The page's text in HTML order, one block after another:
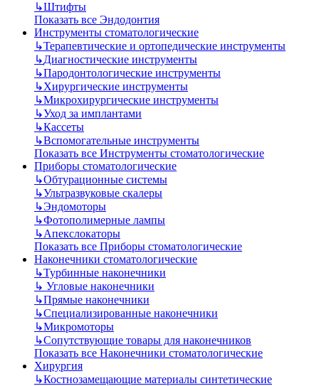
↳Штифты
Показать все Эндодонтия
Инструменты стоматологические
↳Терапевтические и ортопедические инструменты
↳Диагностические инструменты
↳Пародонтологические инструменты
↳Хирургические инструменты
↳Микрохирургические инструменты
↳Уход за имплантами
↳Кассеты
↳Вспомогательные инструменты
Показать все Инструменты стоматологические
Приборы стоматологические
↳Обтурационные системы
↳Ультразвуковые скалеры
↳Эндомоторы
↳Фотополимерные лампы
↳Апекслокаторы
Показать все Приборы стоматологические
Наконечники стоматологические
↳Турбинные наконечники
↳ Угловые наконечники
↳Прямые наконечники
↳Специализированные наконечники
↳Микромоторы
↳Сопутствующие товары для наконечников
Показать все Наконечники стоматологические
Хирургия
↳Костнозамещающие материалы синтетические